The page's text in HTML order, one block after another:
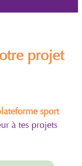
projet
sport
à tes projets